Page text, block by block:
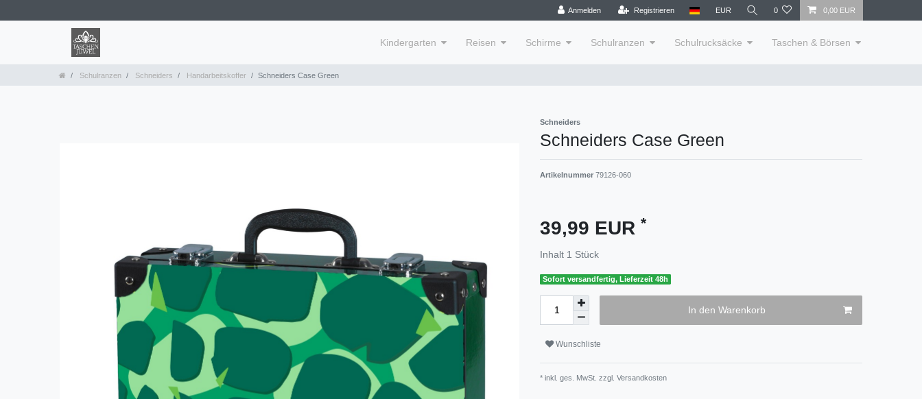
Anmelden Registrieren EUR 0 0,00 EUR
Kindergarten Reisen Schirme Schulranzen Schulrucksäcke Taschen & Börsen
Schulranzen Schneiders Handarbeitskoffer Schneiders Case Green
Schneiders
Schneiders Case Green
Artikelnummer 79126-060
39,99 EUR *
Inhalt 1 Stück
Sofort versandfertig, Lieferzeit 48h
In den Warenkorb
Wunschliste
* inkl. ges. MwSt. zzgl. Versandkosten